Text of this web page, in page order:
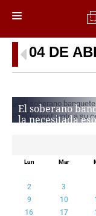
MENÚ
SECCIONES
MUNDO
PERIODISMO
TECNOLOGÍA
CULTURA
TELEVISIÓN
04 DE
El soberano
la necesitada
Lun Mar
2
3
9
10
16
17